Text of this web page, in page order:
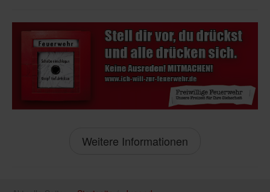
Weitere Informationen